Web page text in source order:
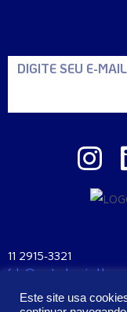
11 2915-3321
fale@santaclara.ind.br
CEP: 04225-000
Este site usa